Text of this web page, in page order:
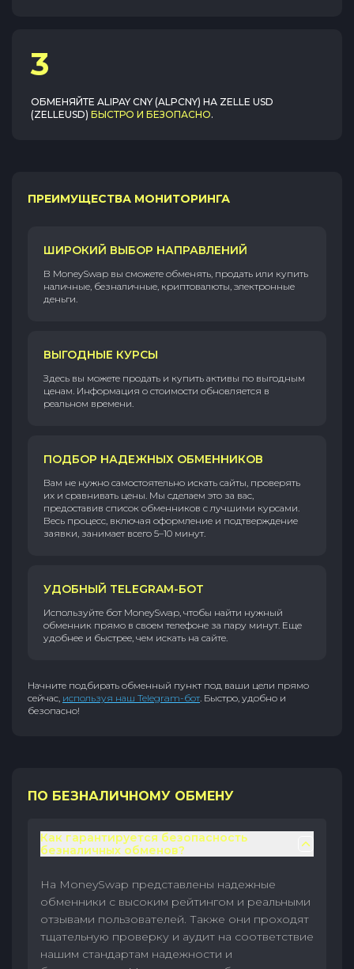
3
ОБМЕНЯЙТЕ ALIPAY CNY (ALPCNY) НА ZELLE USD
(ZELLEUSD) БЫСТРО И БЕЗОПАСНО.
ПРЕИМУЩЕСТВА МОНИТОРИНГА
ШИРОКИЙ ВЫБОР НАПРАВЛЕНИЙ
В MoneySwap вы сможете обменять, продать или купить
наличные, безналичные, криптовалюты, электронные
деньги.
ВЫГОДНЫЕ КУРСЫ
Здесь вы можете продать и купить активы по выгодным
ценам. Информация о стоимости обновляется в
реальном времени.
ПОДБОР НАДЕЖНЫХ ОБМЕННИКОВ
Вам не нужно самостоятельно искать сайты, проверять
их и сравнивать цены. Мы сделаем это за вас,
предоставив список обменников с лучшими курсами.
Весь процесс, включая оформление и подтверждение
заявки, занимает всего 5–10 минут.
УДОБНЫЙ TELEGRAM-БОТ
Используйте бот MoneySwap, чтобы найти нужный
обменник прямо в своем телефоне за пару минут. Еще
удобнее и быстрее, чем искать на сайте.
Начните подбирать обменный пункт под ваши цели прямо
сейчас, используя наш Telegram-бот. Быстро, удобно и
безопасно!
ПО БЕЗНАЛИЧНОМУ ОБМЕНУ
Как гарантируется безопасность
безналичных обменов?
На MoneySwap представлены надежные
обменники с высоким рейтингом и реальными
отзывами пользователей. Также они проходят
тщательную проверку и аудит на соответствие
нашим стандартам надежности и